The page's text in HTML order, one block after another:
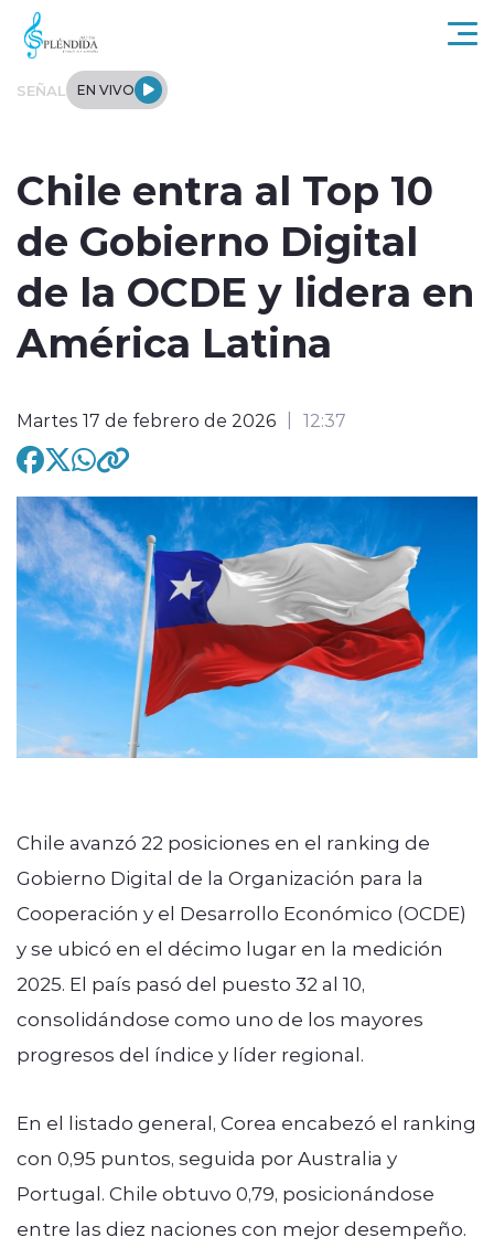
Click acá para ir directamente al contenido
SEÑAL EN VIVO
Internacional
Deportes
modo claro
Chile entra al Top 10
de Gobierno Digital
de la OCDE y lidera en
América Latina
Martes 17 de febrero de 2026 12:37
Chile avanzó 22 posiciones en el ranking de
Gobierno Digital de la Organización para la
Cooperación y el Desarrollo Económico (OCDE)
y se ubicó en el décimo lugar en la medición
2025. El país pasó del puesto 32 al 10,
consolidándose como uno de los mayores
progresos del índice y líder regional.
En el listado general, Corea encabezó el ranking
con 0,95 puntos, seguida por Australia y
Portugal. Chile obtuvo 0,79, posicionándose
entre las diez naciones con mejor desempeño.